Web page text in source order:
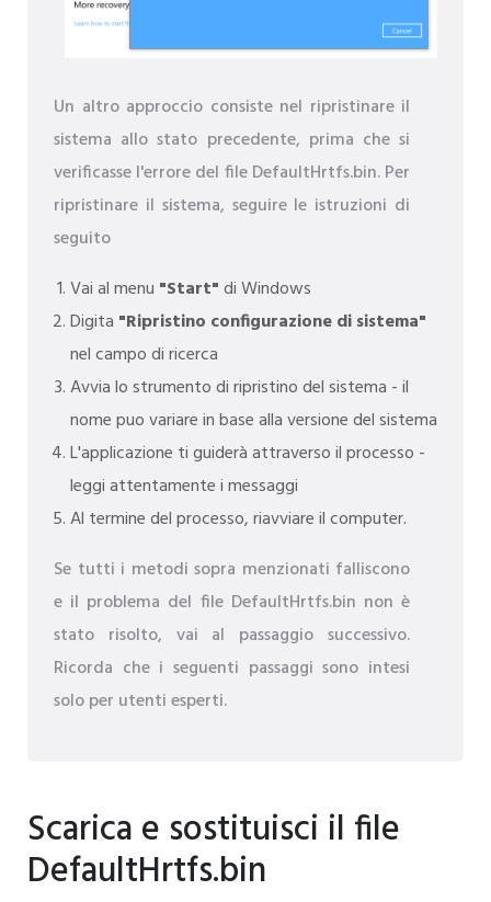
Un altro approccio consiste nel ripristinare il
sistema allo stato precedente, prima che si
verificasse l'errore del file DefaultHrtfs.bin. Per
ripristinare il sistema, seguire le istruzioni di
seguito
Vai al menu "Start"di Windows
Digita "Ripristino configurazione di sistema"
nel campo di ricerca
Avvia lo strumento di ripristino del sistema - il
nome puo variare in base alla versione del sistema
L'applicazione ti guiderà attraverso il processo -
leggi attentamente i messaggi
Al termine del processo, riavviare il computer.
Se tutti i metodi sopra menzionati falliscono
e il problema del file DefaultHrtfs.bin non è
stato risolto, vai al passaggio successivo.
Ricorda che i seguenti passaggi sono intesi
solo per utenti esperti.
Scarica e sostituisci il file
DefaultHrtfs.bin